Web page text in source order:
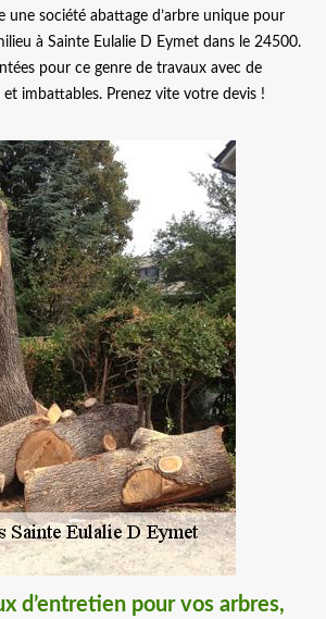
une société abattage d’arbre unique pour
à Sainte Eulalie D Eymet dans le 24500.
pour ce genre de travaux avec de
et imbattables. Prenez vite votre devis !
d’entretien pour vos arbres,